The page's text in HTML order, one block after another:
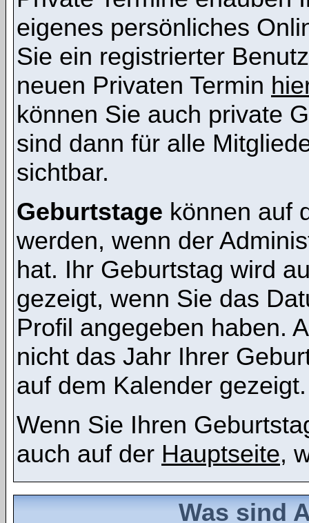
eigenes persönliches
Sie ein registrierter
neuen Privaten Termin
können Sie auch private
sind dann für alle
sichtbar.
Geburtstage können auf
werden, wenn der
hat. Ihr Geburtstag wird
gezeigt, wenn Sie das
Profil angegeben haben.
nicht das Jahr Ihrer
auf dem Kalender gezeigt.
Wenn Sie Ihren
auch auf der Hauptseite,
Was sind